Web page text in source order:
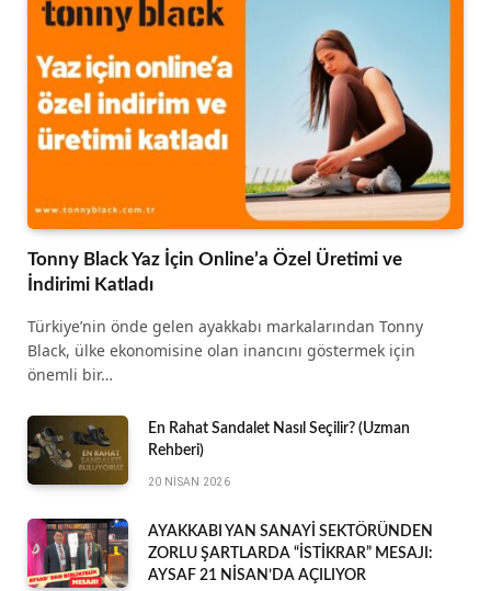
Tonny Black Yaz İçin Online’a Özel Üretimi ve
İndirimi Katladı
Türkiye’nin önde gelen ayakkabı markalarından Tonny
Black, ülke ekonomisine olan inancını göstermek için
önemli bir…
En Rahat Sandalet Nasıl Seçilir? (Uzman
Rehberi)
20 NISAN 2026
AYAKKABI YAN SANAYİ SEKTÖRÜNDEN
ZORLU ŞARTLARDA “İSTİKRAR” MESAJI:
AYSAF 21 NİSAN’DA AÇILIYOR